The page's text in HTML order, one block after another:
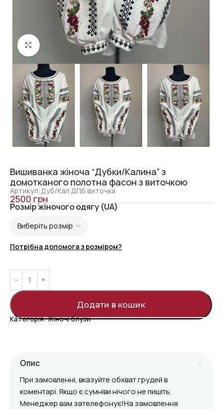
Click to enlarge
Вишиванка жіноча “Дубки/Калина” з
домотканого полотна фасон з виточкою
Артикул:Дуб/Кал ДПБ виточка
2500грн
Розмір жіночого одягу (UA)
Потрібна допомога з розміром?
Додати в кошик
Категорія:Жіночі блузи
Опис
При замовленні, вказуйте обхват грудей в
коментарі. Якщо є сумніви нічого не пишіть.
Менеджер вам зателефонує!На замовлення